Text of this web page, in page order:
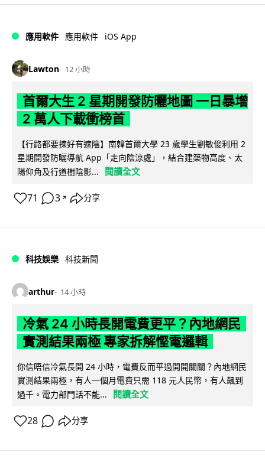
應用軟件 應用軟件 iOS App
Lawton 12 小時
首爾大生 2 星期開發防曬地圖 一日暴增
2 萬人下載衝榜首
【行路都要揀好有遮陰】南韓首爾大學 23 歲學生劉敏俊利用 2
星期開發防曬導航 App「走向陰涼處」，結合建築物高度、太
陽仰角及行道樹陰影...
閱讀全文
71 3 ↗ 分享
科技娛樂 科技新聞
arthur 14 小時
冷氣 24 小時長開電費更平？內地網民
實測結果兩極 專家拆解慳電邏輯
你信唔信冷氣長開 24 小時，電費反而平過開開關關？內地網民
實測結果兩極，有人一個月電費只需 118 元人民幣，有人飆到
過千。電力部門話不能...
閱讀全文
28 分享